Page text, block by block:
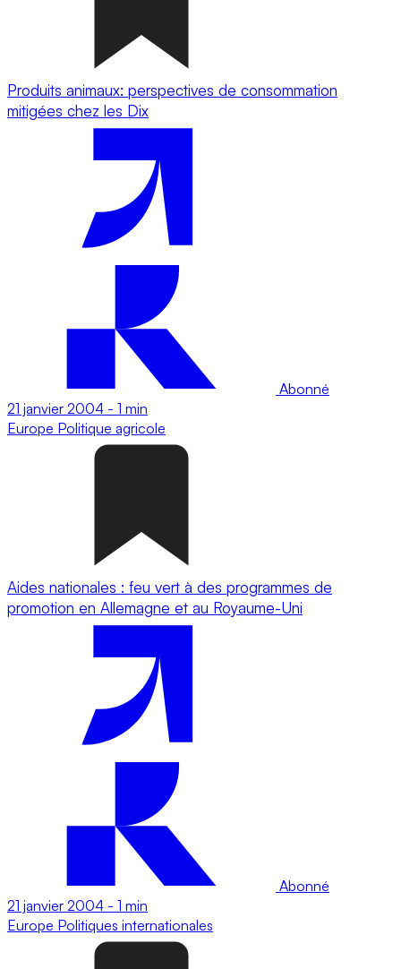
Produits animaux: perspectives de consommation
mitigées chez les Dix
Abonné
21 janvier 2004 - 1 min
Europe Politique agricole
Aides nationales : feu vert à des programmes de
promotion en Allemagne et au Royaume-Uni
Abonné
21 janvier 2004 - 1 min
Europe Politiques internationales